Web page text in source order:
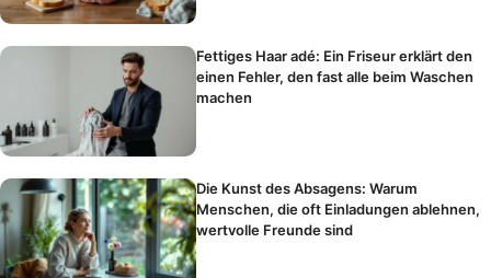
Fettiges Haar adé: Ein Friseur erklärt den
einen Fehler, den fast alle beim Waschen
machen
Die Kunst des Absagens: Warum
Menschen, die oft Einladungen ablehnen,
wertvolle Freunde sind